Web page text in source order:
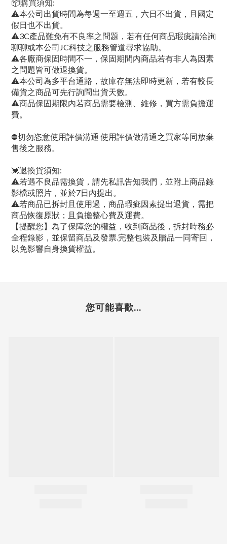
📦購買須知:
⚠本公司出貨時間為每週一至週五，六日不出貨，且國定
假日也不出貨。
⚠3C產品難免有不良率之問題，若有任何商品瑕疵請洽詢
聊聊或本公司JC科技之服務管道尋求協助。
⚠各廠商保固時間不一，保固期間內商品若有非人為因素
之問題皆可做退換貨。
⚠本公司為多平台通路，故庫存無法即時更新，若有較長
備貨之商品可先行詢問出貨天數。
⚠商品保固期限內若商品需要檢測、維修，買方需負擔運
費。
⛔切勿恣意使用評價溝通 使用評價做溝通之買家等同放棄
售後之服務。
💓退換貨須知:
⚠若遇不良品需換貨，請先私訊告知我們，並附上商品錄
影檔或照片，並於7日內提出。
⚠若商品已拆封且使用過，商品瑕疵因素提出退貨，需把
商品恢復原狀；且負擔整心費及運費。
【提醒您】為了保障您的權益，收到商品後，拆封時務必
全程錄影，並保留商品及發票.完整包裝及贈品一同寄回，
以免影響自身換貨權益。
您可能喜歡...